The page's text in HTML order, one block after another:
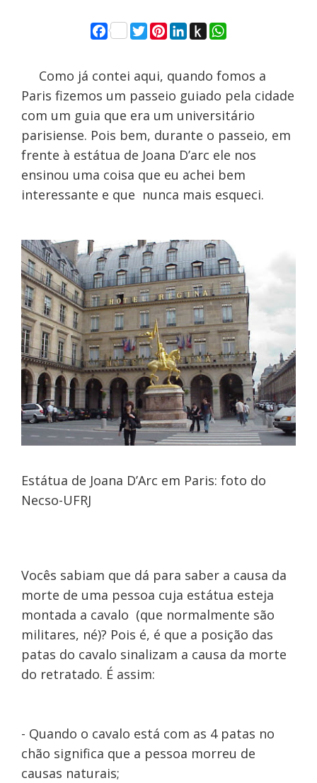
Facebook
Twitter
Pinterest
LinkedIn
Push
to
WhatsApp
Como já contei aqui, quando fomos a
Paris fizemos um passeio guiado pela cidade
com um guia que era um universitário
parisiense. Pois bem, durante o passeio, em
frente à estátua de Joana D’arc ele nos
ensinou uma coisa que eu achei bem
interessante e que nunca mais esqueci.
Estátua de Joana D’Arc em Paris: foto do
Necso-UFRJ
Vocês sabiam que dá para saber a causa da
morte de uma pessoa cuja estátua esteja
montada a cavalo (que normalmente são
militares, né)? Pois é, é que a posição das
patas do cavalo sinalizam a causa da morte
do retratado. É assim:
- Quando o cavalo está com as 4 patas no
chão significa que a pessoa morreu de
causas naturais;